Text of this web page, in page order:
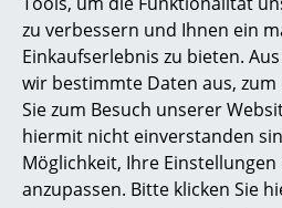
zu verbessern und Ihnen ein
Einkaufserlebnis zu bieten.
wir bestimmte Daten aus, zum
Sie zum Besuch unserer
hiermit nicht einverstanden
Möglichkeit, Ihre
anzupassen. Bitte klicken Sie
Doppelbetten
Einzelbetten
Stapelbetten
Kinderbetten
Nachttische & Bettzubehör
0341 2222
Mo-Fr: 9-